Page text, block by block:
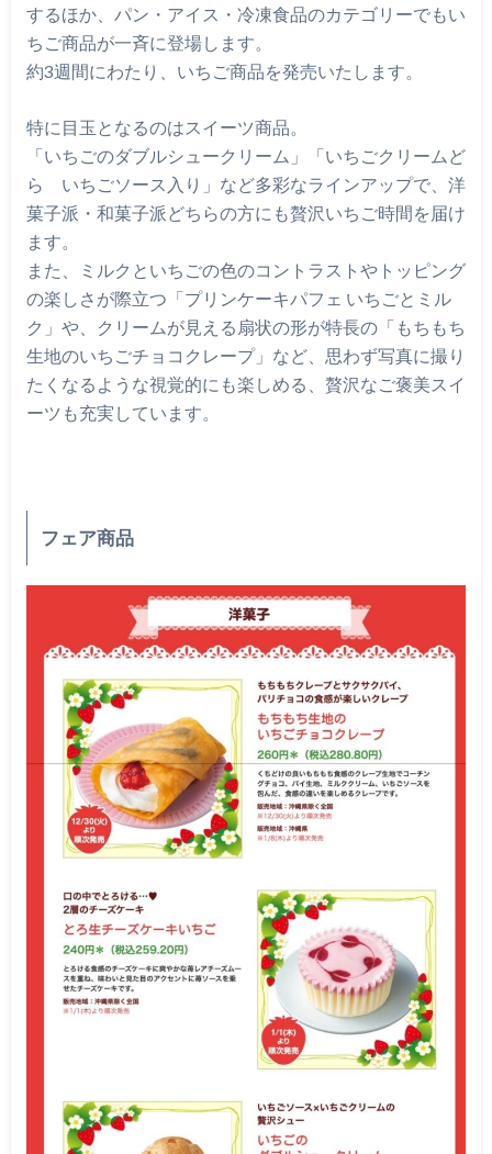
するほか、パン・アイス・冷凍食品のカテゴリーでもい
ちご商品が一斉に登場します。
約3週間にわたり、いちご商品を発売いたします。
特に目玉となるのはスイーツ商品。
「いちごのダブルシュークリーム」「いちごクリームど
ら いちごソース入り」など多彩なラインアップで、洋
菓子派・和菓子派どちらの方にも贅沢いちご時間を届け
ます。
また、ミルクといちごの色のコントラストやトッピング
の楽しさが際立つ「プリンケーキパフェ いちごとミル
ク」や、クリームが見える扇状の形が特長の「もちもち
生地のいちごチョコクレープ」など、思わず写真に撮り
たくなるような視覚的にも楽しめる、贅沢なご褒美スイ
ーツも充実しています。
フェア商品